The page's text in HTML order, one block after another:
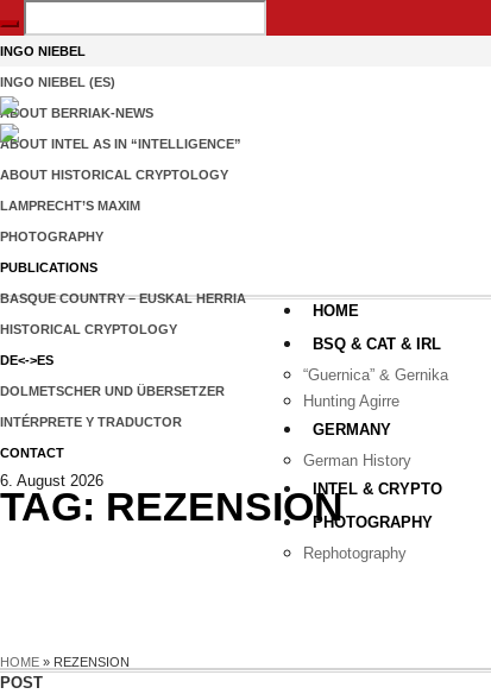
INGO NIEBEL
INGO NIEBEL (ES)
ABOUT BERRIAK-NEWS
ABOUT INTEL AS IN “INTELLIGENCE”
ABOUT HISTORICAL CRYPTOLOGY
LAMPRECHT’S MAXIM
PHOTOGRAPHY
PUBLICATIONS
BASQUE COUNTRY – EUSKAL HERRIA
HISTORICAL CRYPTOLOGY
DE<->ES
DOLMETSCHER UND ÜBERSETZER
INTÉRPRETE Y TRADUCTOR
CONTACT
6. August 2026
HOME
BSQ & CAT & IRL
“Guernica” & Gernika
Hunting Agirre
GERMANY
German History
INTEL & CRYPTO
PHOTOGRAPHY
Rephotography
TAG: REZENSION
HOME » REZENSION
POST